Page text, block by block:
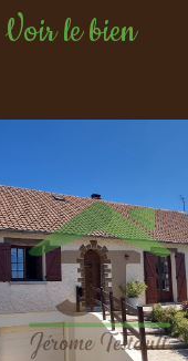
Voir le bien